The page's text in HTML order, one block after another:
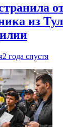
из
2 года спустя